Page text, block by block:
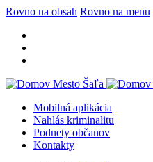
Rovno na obsah Rovno na menu
Mobilná aplikácia
Nahlás kriminalitu
Podnety občanov
Kontakty